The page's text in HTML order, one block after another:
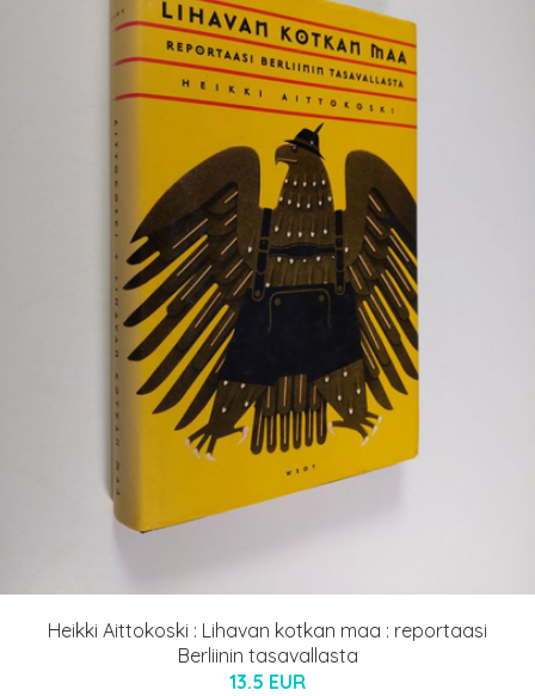
Heikki Aittokoski : Lihavan kotkan maa : reportaasi
Berliinin tasavallasta
13.5 EUR